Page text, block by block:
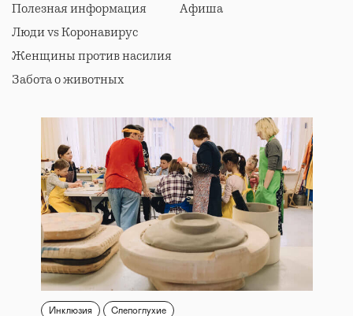
Полезная информация
Афиша
Люди vs Коронавирус
Женщины против насилия
Забота о животных
Инклюзия Слепоглухие